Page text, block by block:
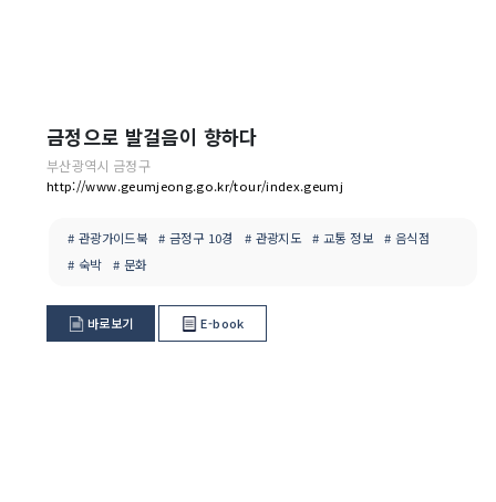
금정으로 발걸음이 향하다
부산광역시 금정구
http://www.geumjeong.go.kr/tour/index.geumj
# 관광가이드북 # 금정구 10경 # 관광지도 # 교통 정보
# 음식점
# 숙박
# 문화
바로보기 E-book